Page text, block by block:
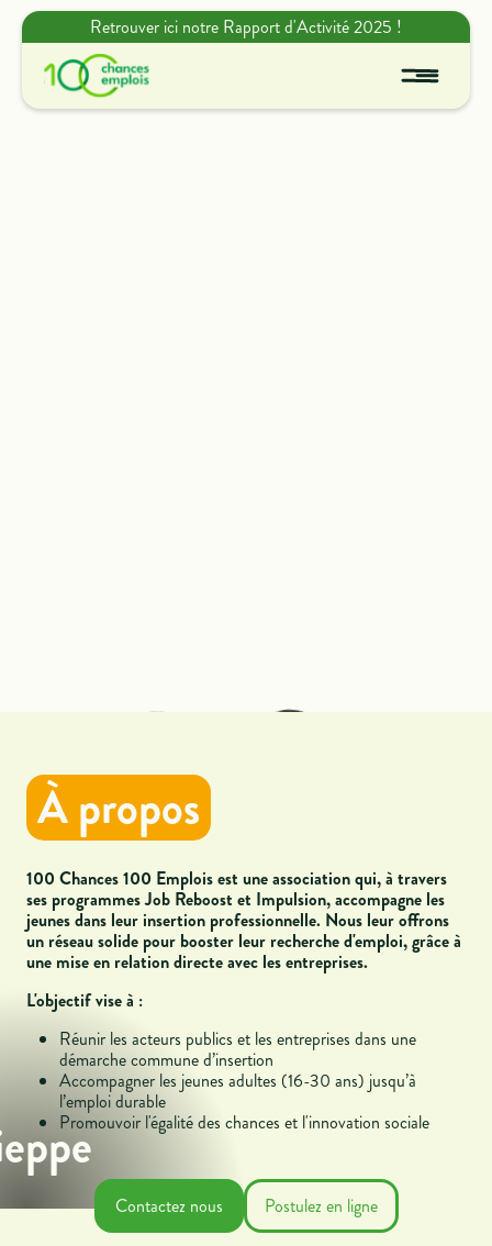
Retrouver ici notre Rapport d'Activité 2025 !
À propos
100 Chances 100 Emplois est une association qui, à travers
ses programmes Job Reboost et Impulsion, accompagne les
jeunes dans leur insertion professionnelle. Nous leur offrons
un réseau solide pour booster leur recherche d'emploi, grâce à
une mise en relation directe avec les entreprises.
L'objectif vise à :
Réunir les acteurs publics et les entreprises dans une
démarche commune d’insertion
Accompagner les jeunes adultes (16-30 ans) jusqu’à
l’emploi durable
Promouvoir l'égalité des chances et l'innovation sociale
Contactez nous Postulez en ligne